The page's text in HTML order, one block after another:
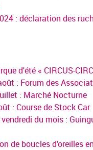
: déclaration des
d'été « CIRCUS-
: Forum des
: Marché Nocturne
: Course de Stock Car
du mois :
de boucles d’oreilles